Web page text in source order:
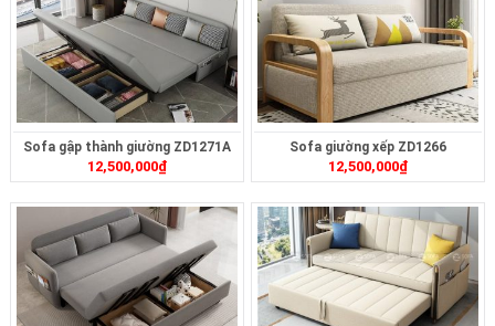
Sofa gập thành giường ZD1271A
12,500,000₫
Sofa giường xếp ZD1266
12,500,000₫